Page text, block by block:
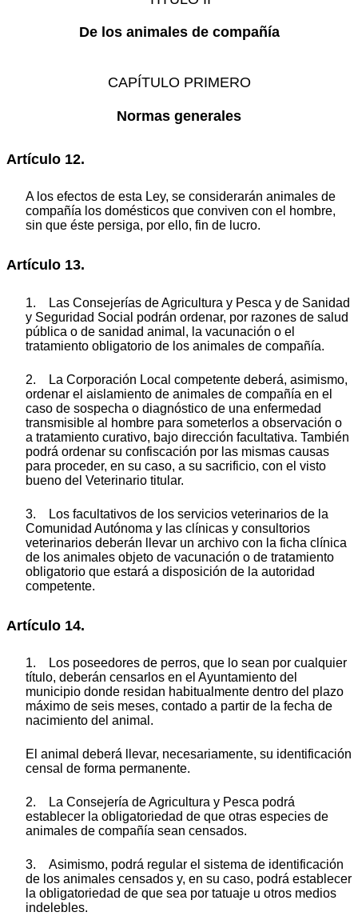
De los animales de compañía
CAPÍTULO PRIMERO
Normas generales
Artículo 12.
A los efectos de esta Ley, se considerarán animales de
compañía los domésticos que conviven con el hombre,
sin que éste persiga, por ello, fin de lucro.
Artículo 13.
1. Las Consejerías de Agricultura y Pesca y de Sanidad
y Seguridad Social podrán ordenar, por razones de salud
pública o de sanidad animal, la vacunación o el
tratamiento obligatorio de los animales de compañía.
2. La Corporación Local competente deberá, asimismo,
ordenar el aislamiento de animales de compañía en el
caso de sospecha o diagnóstico de una enfermedad
transmisible al hombre para someterlos a observación o
a tratamiento curativo, bajo dirección facultativa. También
podrá ordenar su confiscación por las mismas causas
para proceder, en su caso, a su sacrificio, con el visto
bueno del Veterinario titular.
3. Los facultativos de los servicios veterinarios de la
Comunidad Autónoma y las clínicas y consultorios
veterinarios deberán llevar un archivo con la ficha clínica
de los animales objeto de vacunación o de tratamiento
obligatorio que estará a disposición de la autoridad
competente.
Artículo 14.
1. Los poseedores de perros, que lo sean por cualquier
título, deberán censarlos en el Ayuntamiento del
municipio donde residan habitualmente dentro del plazo
máximo de seis meses, contado a partir de la fecha de
nacimiento del animal.
El animal deberá llevar, necesariamente, su identificación
censal de forma permanente.
2. La Consejería de Agricultura y Pesca podrá
establecer la obligatoriedad de que otras especies de
animales de compañía sean censados.
3. Asimismo, podrá regular el sistema de identificación
de los animales censados y, en su caso, podrá establecer
la obligatoriedad de que sea por tatuaje u otros medios
indelebles.